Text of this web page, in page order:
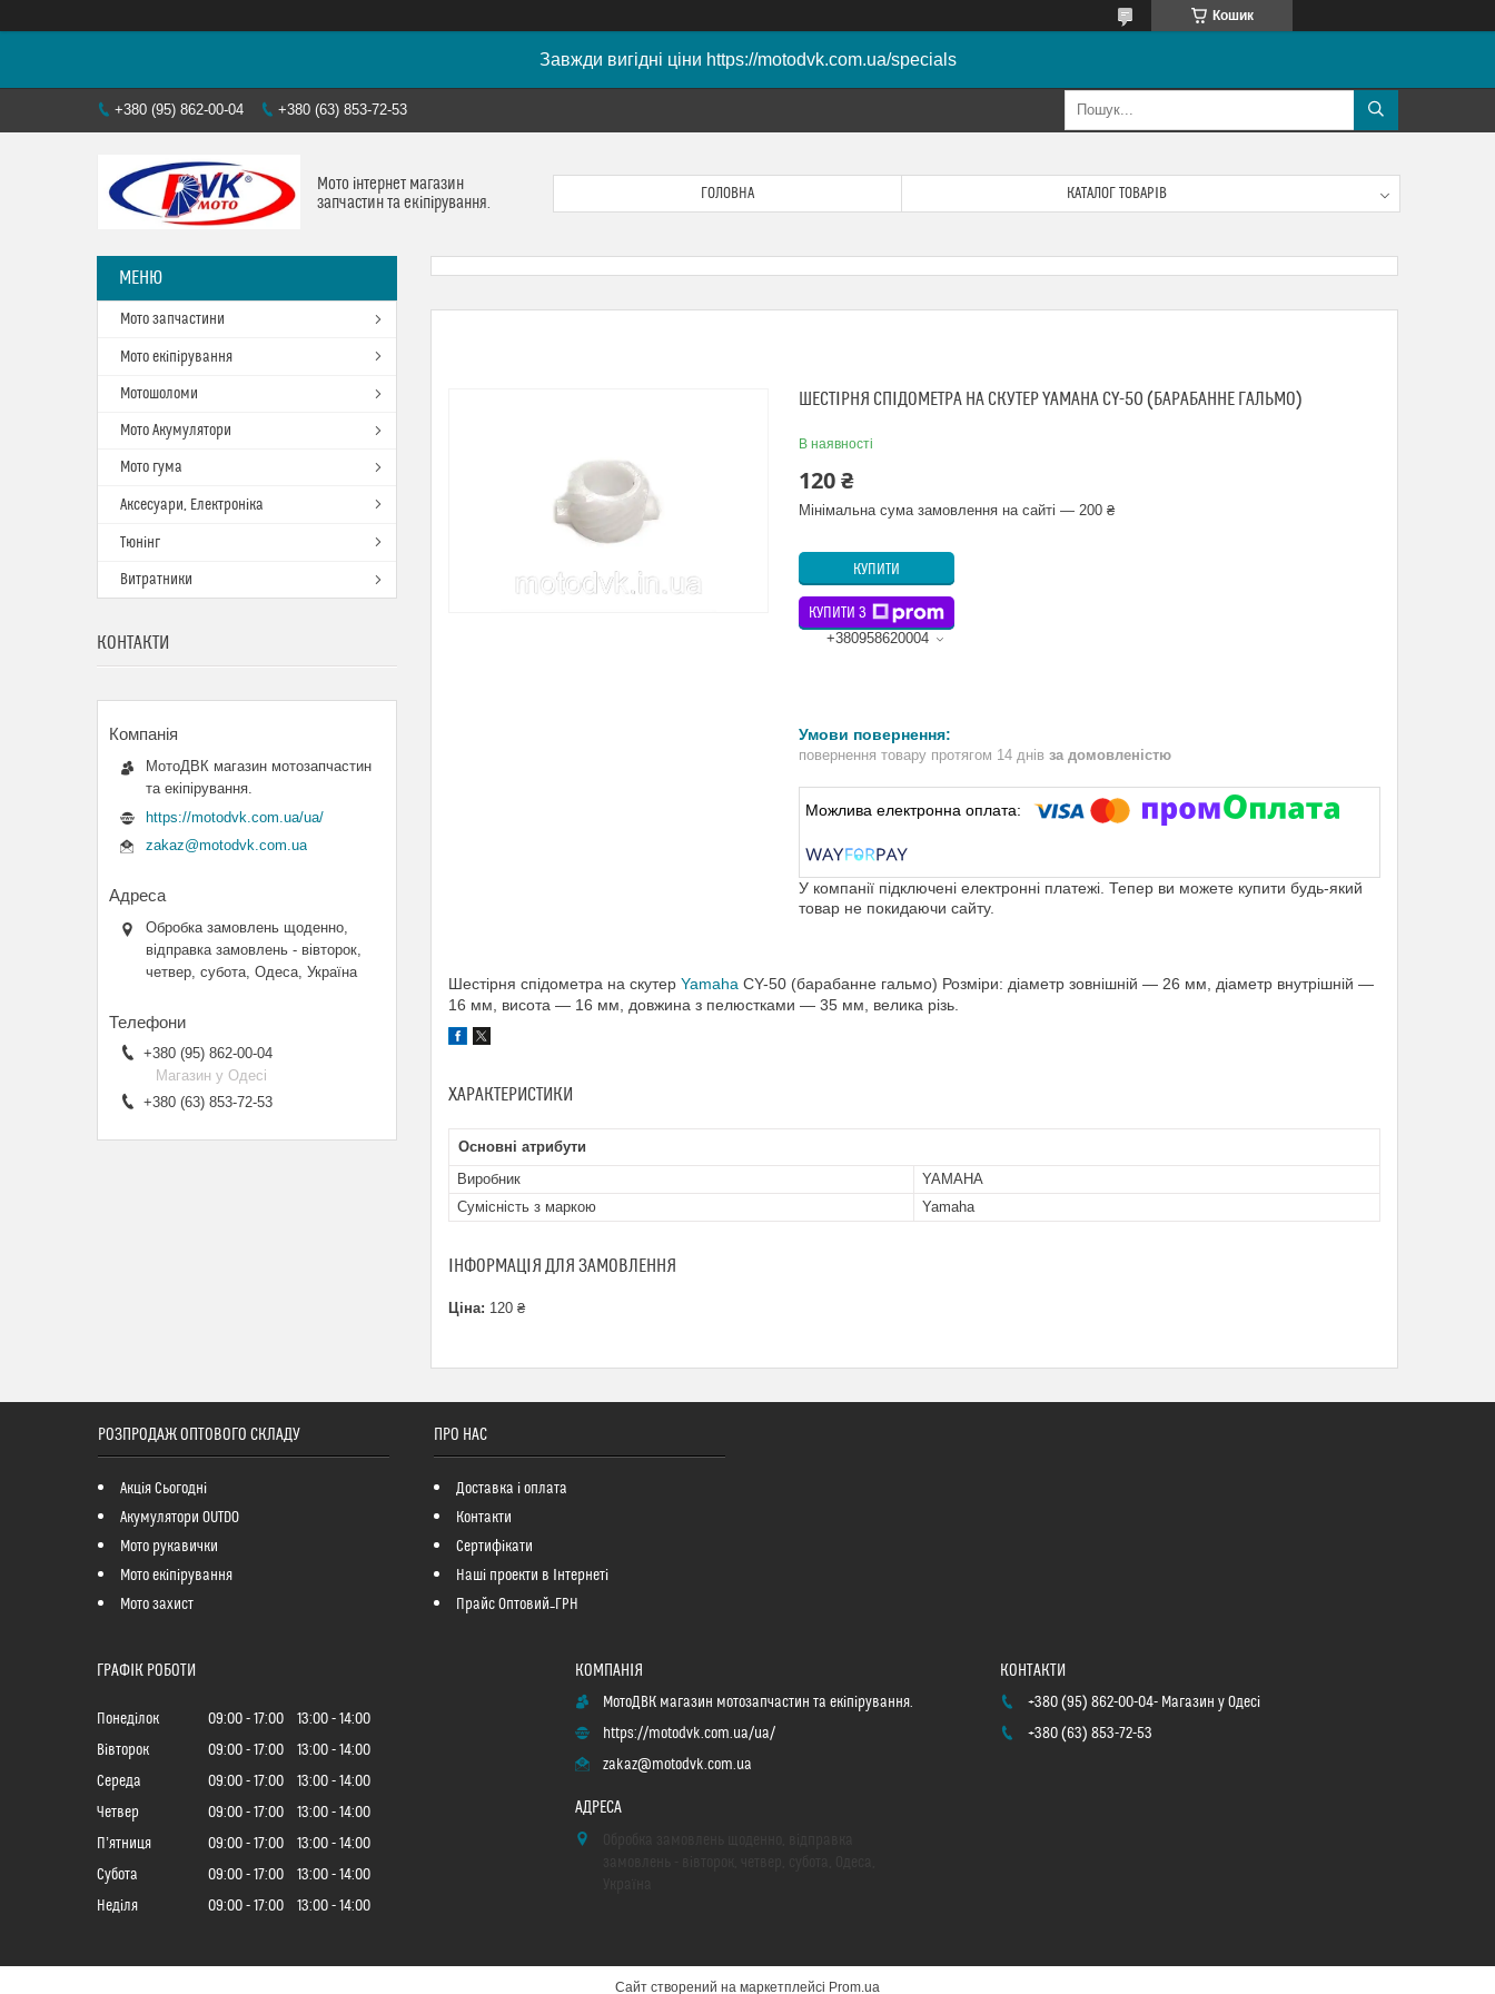
Кошик
Завжди вигідні ціни https://motodvk.com.ua/specials
+380 (95) 862-00-04 +380 (63) 853-72-53
Мото інтернет магазин
запчастин та екіпірування.
ГОЛОВНА КАТАЛОГ ТОВАРІВ
ШЕСТІРНЯ СПІДОМЕТРА НА СКУТЕР YAMAHA CY-50 (БАРАБАННЕ ГАЛЬМО)
В наявності
120 ₴
Мінімальна сума замовлення на сайті — 200 ₴
КУПИТИ
КУПИТИ З
+380958620004
повернення товару протягом 14 днів за домовленістю
У компанії підключені електронні платежі. Тепер ви можете купити будь-який
товар не покидаючи сайту.
Шестірня спідометра на скутер Yamaha CY-50 (барабанне гальмо) Розміри: діаметр зовнішній — 26 мм, діаметр внутрішній —
16 мм, висота — 16 мм, довжина з пелюстками — 35 мм, велика різь.
ХАРАКТЕРИСТИКИ
Основні атрибути
Виробник
YAMAHA
Сумісність з маркою
Yamaha
ІНФОРМАЦІЯ ДЛЯ ЗАМОВЛЕННЯ
Ціна: 120 ₴
Мото запчастини
Мото екіпірування
Мотошоломи
Мото Акумулятори
Мото гума
Аксесуари, Електроніка
Тюнінг
Витратники
КОНТАКТИ
МотоДВК магазин мотозапчастин
та екіпірування.
https://motodvk.com.ua/ua/
zakaz@motodvk.com.ua
Обробка замовлень щоденно,
відправка замовлень - вівторок,
четвер, субота, Одеса, Україна
+380 (95) 862-00-04
Магазин у Одесі
+380 (63) 853-72-53
РОЗПРОДАЖ ОПТОВОГО СКЛАДУ
Акція Сьогодні
Акумулятори OUTDO
Мото рукавички
Мото екіпірування
Мото захист
ПРО НАС
Доставка і оплата
Контакти
Сертифікати
Наші проекти в Інтернеті
Прайс Оптовий_ГРН
ГРАФІК РОБОТИ
Понеділок 09:00 17:00 13:00
14:00
Вівторок
09:00 17:00 13:00
14:00
Середа
09:00 17:00 13:00
14:00
Четвер
09:00 17:00 13:00
14:00
Пʼятниця
09:00 17:00 13:00
14:00
Субота
09:00 17:00 13:00
14:00
Неділя
09:00 17:00 13:00 14:00
МотоДВК магазин мотозапчастин та екіпірування.
https://motodvk.com.ua/ua/
zakaz@motodvk.com.ua
+380 (95) 862-00-04 Магазин у Одесі
+380 (63) 853-72-53
Сайт створений на маркетплейсі Prom.ua